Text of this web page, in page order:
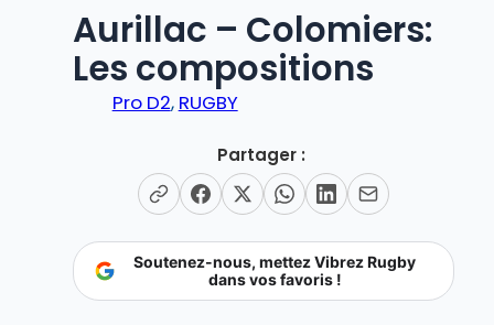
Aurillac – Colomiers:
Les compositions
Pro D2, RUGBY
Partager :
Soutenez-nous, mettez Vibrez Rugby
dans vos favoris !